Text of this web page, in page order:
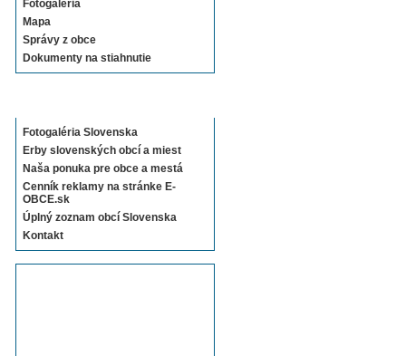
Fotogaléria
Mapa
Správy z obce
Dokumenty na stiahnutie
Fotogaléria Slovenska
Erby slovenských obcí a miest
Naša ponuka pre obce a mestá
Cenník reklamy na stránke E-
OBCE.sk
Úplný zoznam obcí Slovenska
Kontakt